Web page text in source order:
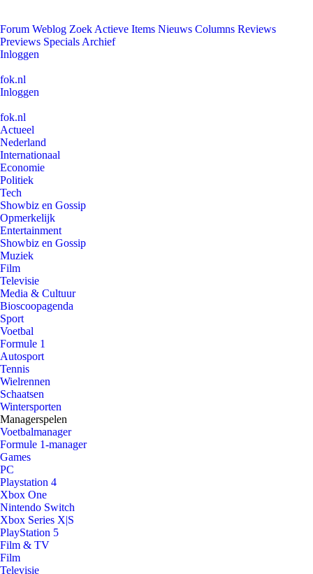
Forum Weblog Zoek Actieve Items Nieuws Columns Reviews
Previews Specials Archief
Inloggen
fok.nl
Inloggen
fok.nl
Actueel
Nederland
Internationaal
Economie
Politiek
Tech
Showbiz en Gossip
Opmerkelijk
Entertainment
Showbiz en Gossip
Muziek
Film
Televisie
Media & Cultuur
Bioscoopagenda
Sport
Voetbal
Formule 1
Autosport
Tennis
Wielrennen
Schaatsen
Wintersporten
Managerspelen
Voetbalmanager
Formule 1-manager
Games
PC
Playstation 4
Xbox One
Nintendo Switch
Xbox Series X|S
PlayStation 5
Film & TV
Film
Televisie